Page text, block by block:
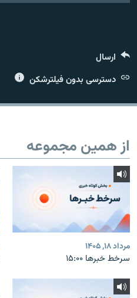
ارسال
دسترسی بدون فیلترشکن
از همین مجموعه
مرداد ۱۸, ۱۴۰۵
سرخط خبرها ۱۵:۰۰